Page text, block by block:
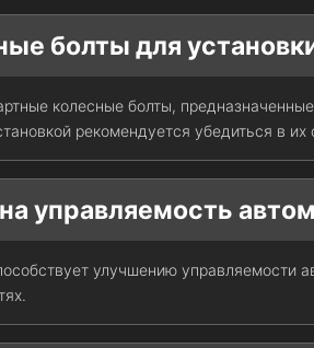
болты для
колесные болты,
рекомендуется убедиться в их
управляемость
улучшению управляемости